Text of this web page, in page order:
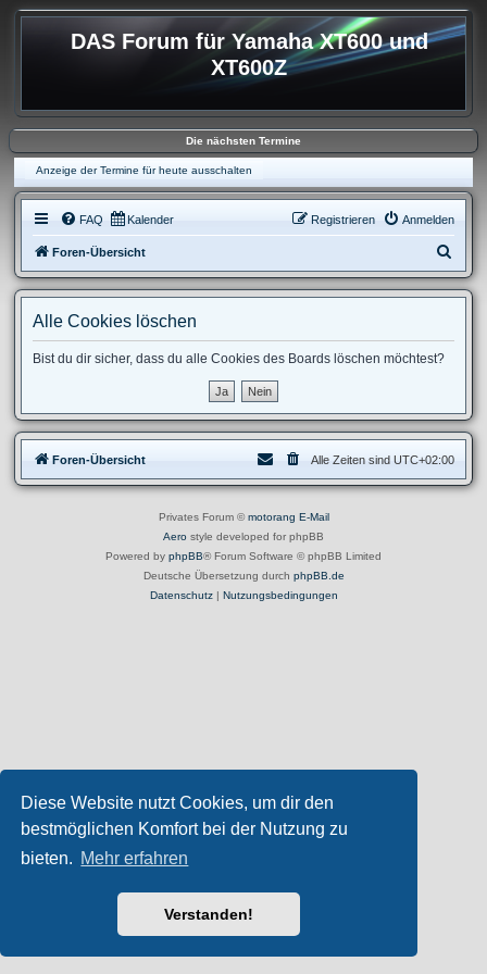
Diese Website nutzt Cookies, um dir den
bestmöglichen Komfort bei der Nutzung zu
bieten. Mehr erfahren
Verstanden!
DAS Forum für Yamaha XT600 und
XT600Z
Die nächsten Termine
Anzeige der Termine für heute ausschalten
FAQ Kalender Anmelden
Registrieren
Foren-Übersicht
u
Alle Cookies löschen
Bist du dir sicher, dass du alle Cookies des Boards löschen möchtest?
Foren-Übersicht Alle Zeiten sind UTC+02:00
Privates Forum ©motorang E-Mail
Aero style developed for phpBB
Powered by phpBB® Forum Software © phpBB Limited
Deutsche Übersetzung durch phpBB.de
Datenschutz| Nutzungsbedingungen